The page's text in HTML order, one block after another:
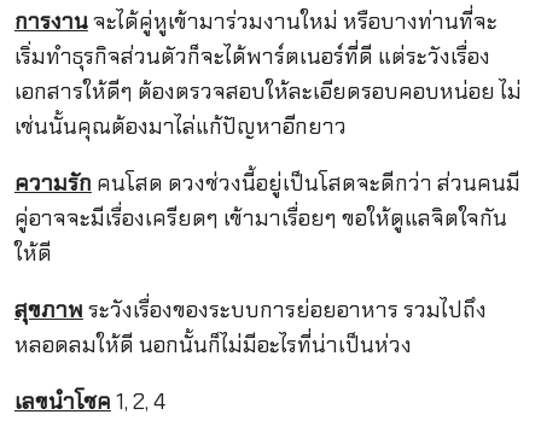
การงานจะได้คู่หูเข้ามาร่วมงานใหม่ หรือบางท่านที่จะ
เริ่มทำธุรกิจส่วนตัวก็จะได้พาร์ตเนอร์ที่ดี แต่ระวังเรื่อง
เอกสารให้ดีๆ ต้องตรวจสอบให้ละเอียดรอบคอบหน่อย ไม่
เช่นนั้นคุณต้องมาไล่แก้ปัญหาอีกยาว
ความรัก คนโสด ดวงช่วงนี้อยู่เป็นโสดจะดีกว่า ส่วนคนมี
คู่อาจจะมีเรื่องเครียดๆ เข้ามาเรื่อยๆ ขอให้ดูแลจิตใจกัน
ให้ดี
สุขภาพ ระวังเรื่องของระบบการย่อยอาหาร รวมไปถึง
หลอดลมให้ดี นอกนั้นก็ไม่มีอะไรที่น่าเป็นห่วง
เลขนำโชค 1, 2, 4